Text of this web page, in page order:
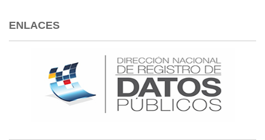
ENLACES